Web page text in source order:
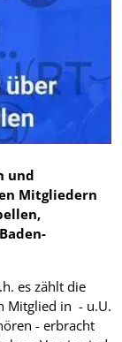
und
Mitgliedern
es zählt die
Mitglied in - u.U.
- erbracht